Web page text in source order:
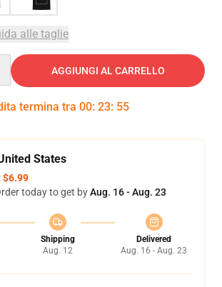
alle taglie
AGGIUNGI AL CARRELLO
termina tra 00: 23: 54
States
$6.99
today to get byAug. 16 - Aug. 23
Shipping
Aug. 12
Delivered
Aug. 16 - Aug. 23